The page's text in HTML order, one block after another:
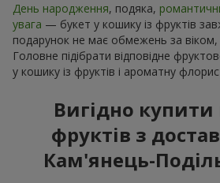
День народження, подяка,
увага — букет у кошику із фруктів
подарунок не має обмежень за
Головне підібрати відповідне
у кошику із фруктів і ароматну
Вигідно
фруктів з
Кам'янець-